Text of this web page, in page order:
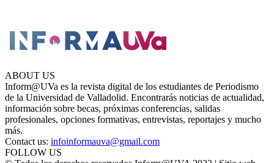
ABOUT US
Inform@UVa es la revista digital de los estudiantes de Periodismo
de la Universidad de Valladolid. Encontrarás noticias de actualidad,
información sobre becas, próximas conferencias, salidas
profesionales, opciones formativas, entrevistas, reportajes y mucho
más.
Contact us: infoinformauva@gmail.com
FOLLOW US